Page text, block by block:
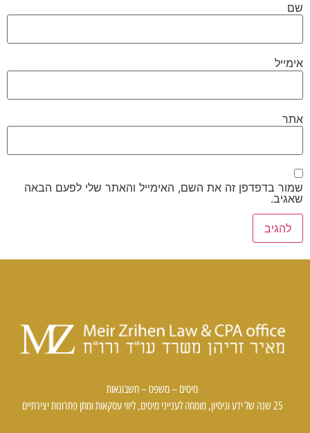
שם
אימייל
אתר
שמור בדפדפן זה את השם, האימייל והאתר שלי לפעם הבאה
שאגיב.
מיסים – משפט – חשבונאות
25 שנה של ידע וניסיון, מומחה לענייני מיסים, ליווי עסקאות ומתן פתרונות יצירתיים